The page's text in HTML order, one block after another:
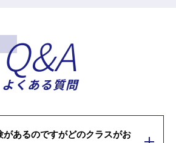
Q&A
よくある質問
あるのですがどのクラスがお